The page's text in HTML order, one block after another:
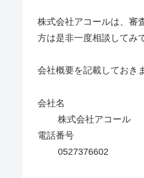
株式会社アコールは、審
方は是非一度相談してみ
会社概要を記載しておき
会社名
株式会社アコール
電話番号
0527376602